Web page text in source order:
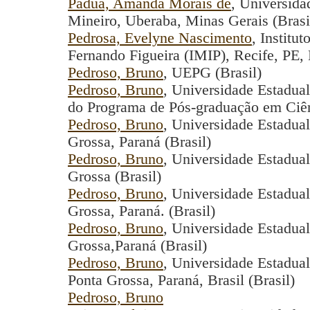
Pádua, Amanda Morais de,
Mineiro, Uberaba, Minas Gerais
Pedrosa, Evelyne Nascimento,
Fernando Figueira (IMIP), Recife,
Pedroso, Bruno, UEPG (Brasil)
Pedroso, Bruno, Universidade
do Programa de Pós-graduação em
Pedroso, Bruno, Universidade
Grossa, Paraná (Brasil)
Pedroso, Bruno, Universidade
Grossa (Brasil)
Pedroso, Bruno, Universidade
Grossa, Paraná. (Brasil)
Pedroso, Bruno, Universidade
Grossa,Paraná (Brasil)
Pedroso, Bruno, Universidade
Ponta Grossa, Paraná, Brasil (Brasil)
Pedroso, Bruno